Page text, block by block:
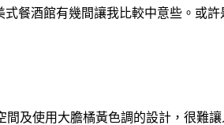
餐酒館有幾間讓我比較中意些。或
間及使用大膽橘黃色調的設計，很難